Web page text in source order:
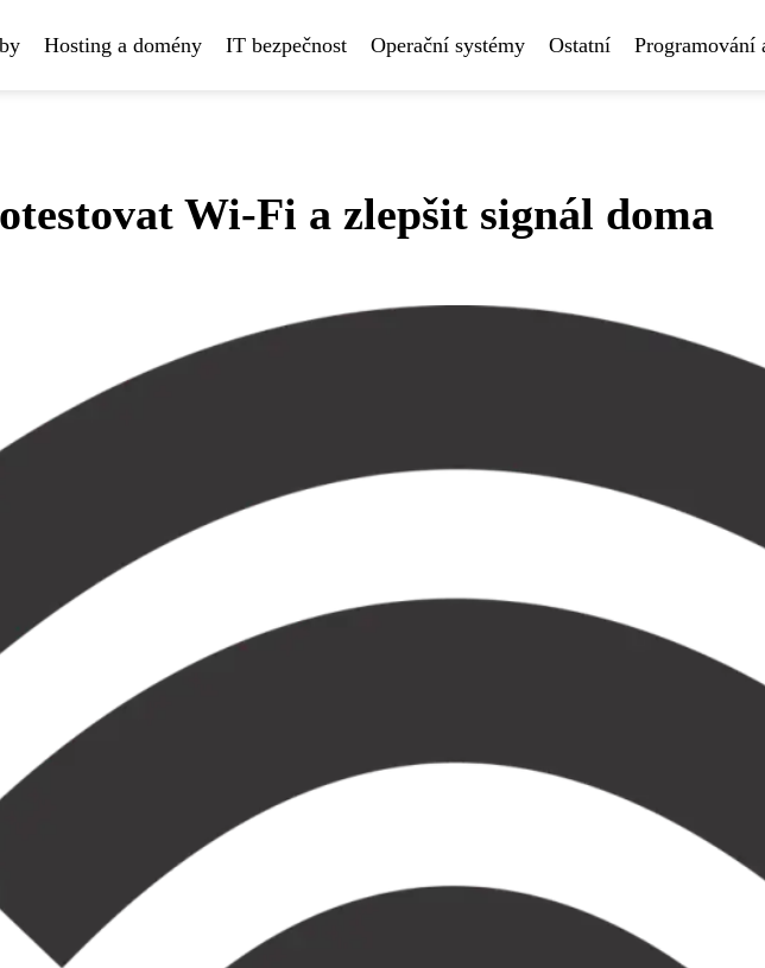
Hosting a domény IT bezpečnost Operační systémy Ostatní Programování
Wi-Fi a zlepšit signál doma